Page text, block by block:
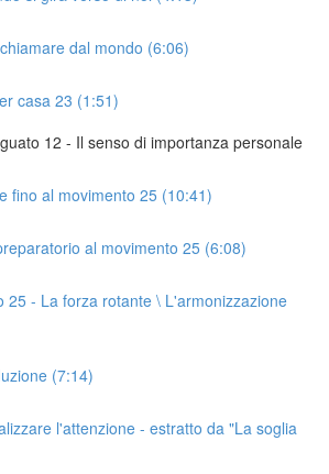
dal mondo (6:06)
casa 23 (1:51)
12 - Il senso di importanza personale
fino al movimento 25 (10:41)
al movimento 25 (6:08)
25 - La forza rotante \ L'armonizzazione
(7:14)
l'attenzione - estratto da "La soglia